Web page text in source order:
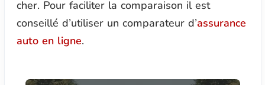
cher. Pour faciliter la comparaison il est
conseillé d’utiliser un comparateur d’assurance
auto en ligne.